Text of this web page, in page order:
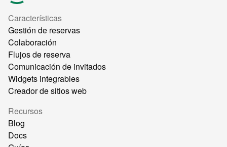
Características
Gestión de reservas
Colaboración
Flujos de reserva
Comunicación de invitados
Widgets integrables
Creador de sitios web
Recursos
Blog
Docs